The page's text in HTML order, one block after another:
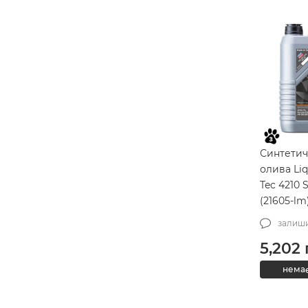
олива
Tec 4210
(21605-
5,202